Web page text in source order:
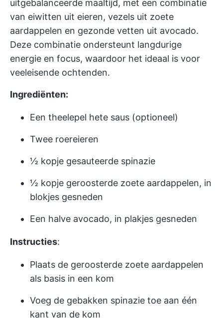
uitgebalanceerde maaltijd, met een combinatie
van eiwitten uit eieren, vezels uit zoete
aardappelen en gezonde vetten uit avocado.
Deze combinatie ondersteunt langdurige
energie en focus, waardoor het ideaal is voor
veeleisende ochtenden.
Ingrediënten:
Een theelepel hete saus (optioneel)
Twee roereieren
½ kopje gesauteerde spinazie
½ kopje geroosterde zoete aardappelen, in
blokjes gesneden
Een halve avocado, in plakjes gesneden
Instructies:
Plaats de geroosterde zoete aardappelen
als basis in een kom
Voeg de gebakken spinazie toe aan één
kant van de kom